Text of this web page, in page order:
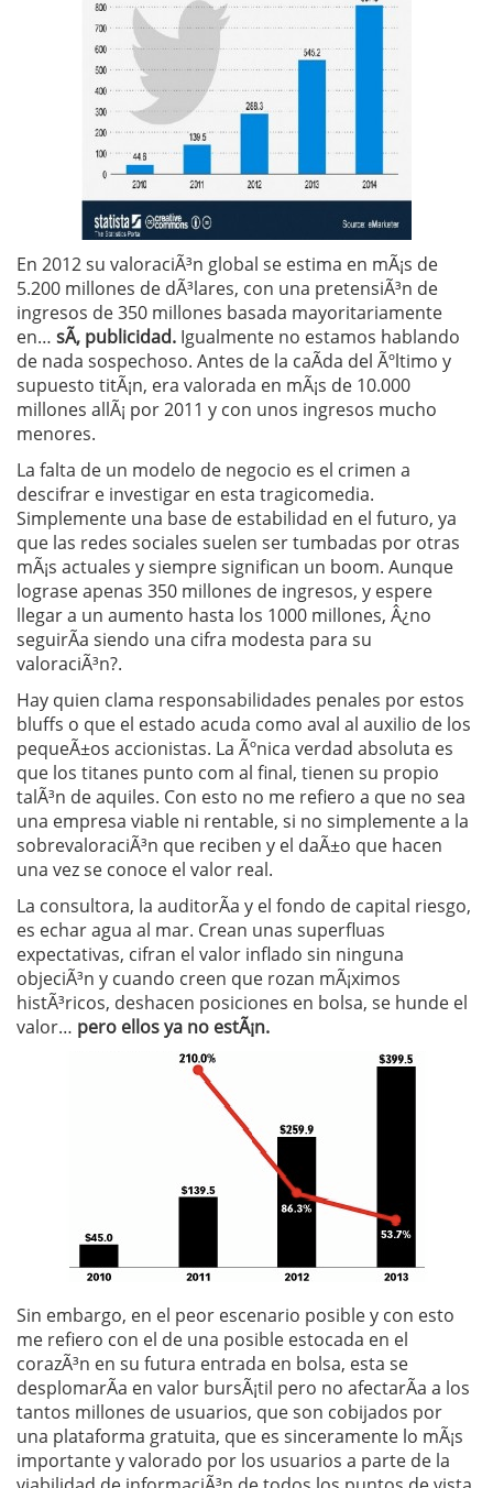
En 2012 su valoraciÃ³n global se estima en mÃ¡s de
5.200 millones de dÃ³lares, con una pretensiÃ³n de
ingresos de 350 millones basada mayoritariamente
en… sÃ­, publicidad. Igualmente no estamos hablando
de nada sospechoso. Antes de la caÃ­da del Ãºltimo y
supuesto titÃ¡n, era valorada en mÃ¡s de 10.000
millones allÃ¡ por 2011 y con unos ingresos mucho
menores.
La falta de un modelo de negocio es el crimen a
descifrar e investigar en esta tragicomedia.
Simplemente una base de estabilidad en el futuro, ya
que las redes sociales suelen ser tumbadas por otras
mÃ¡s actuales y siempre significan un boom. Aunque
lograse apenas 350 millones de ingresos, y espere
llegar a un aumento hasta los 1000 millones, Â¿no
seguirÃ­a siendo una cifra modesta para su
valoraciÃ³n?.
Hay quien clama responsabilidades penales por estos
bluffs o que el estado acuda como aval al auxilio de los
pequeÃ±os accionistas. La Ãºnica verdad absoluta es
que los titanes punto com al final, tienen su propio
talÃ³n de aquiles. Con esto no me refiero a que no sea
una empresa viable ni rentable, si no simplemente a la
sobrevaloraciÃ³n que reciben y el daÃ±o que hacen
una vez se conoce el valor real.
La consultora, la auditorÃ­a y el fondo de capital riesgo,
es echar agua al mar. Crean unas superfluas
expectativas, cifran el valor inflado sin ninguna
objeciÃ³n y cuando creen que rozan mÃ¡ximos
histÃ³ricos, deshacen posiciones en bolsa, se hunde el
valor… pero ellos ya no estÃ¡n.
Sin embargo, en el peor escenario posible y con esto
me refiero con el de una posible estocada en el
corazÃ³n en su futura entrada en bolsa, esta se
desplomarÃ­a en valor bursÃ¡til pero no afectarÃ­a a los
tantos millones de usuarios, que son cobijados por
una plataforma gratuita, que es sinceramente lo mÃ¡s
importante y valorado por los usuarios a parte de la